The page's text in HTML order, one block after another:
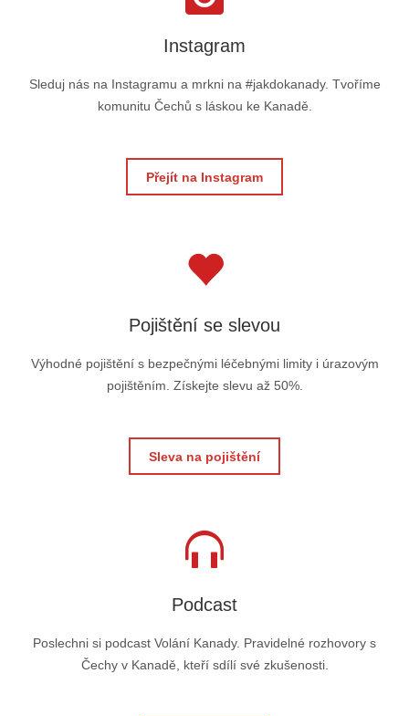
Instagram
Sleduj nás na Instagramu a mrkni na #jakdokanady. Tvoříme
komunitu Čechů s láskou ke Kanadě.
Přejít na Instagram
Pojištění se slevou
Výhodné pojištění s bezpečnými léčebnými limity i úrazovým
pojištěním. Získejte slevu až 50%.
Sleva na pojištění
Podcast
Poslechni si podcast Volání Kanady. Pravidelné rozhovory s
Čechy v Kanadě, kteří sdílí své zkušenosti.